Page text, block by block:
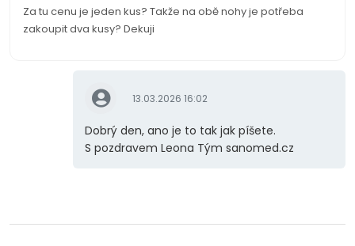
Za tu cenu je jeden kus? Takže na obě nohy je potřeba
zakoupit dva kusy? Dekuji
13.03.2026 16:02
Dobrý den, ano je to tak jak píšete.
S pozdravem Leona Tým sanomed.cz